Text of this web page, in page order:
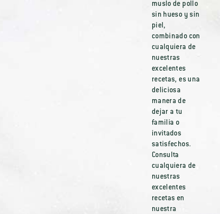
muslo de pollo
sin hueso y sin
piel,
combinado con
cualquiera de
nuestras
excelentes
recetas, es una
deliciosa
manera de
dejar a tu
familia o
invitados
satisfechos.
Consulta
cualquiera de
nuestras
excelentes
recetas en
nuestra